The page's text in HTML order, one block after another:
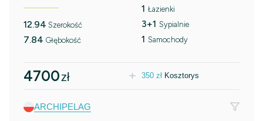
12.94 Szerokość
7.84 Głębokość
1 Łazienki
3+1 Sypialnie
1 Samochody
4700zł 350 zł Kosztorys
ARCHIPELAG